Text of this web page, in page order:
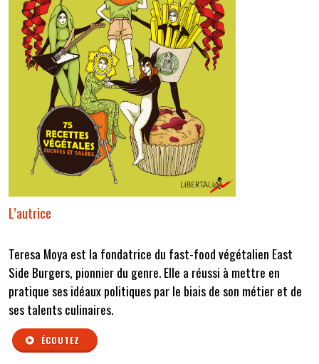
L’autrice
Teresa Moya est la fondatrice du fast-food végétalien East
Side Burgers, pionnier du genre. Elle a réussi à mettre en
pratique ses idéaux politiques par le biais de son métier et de
ses talents culinaires.
ÉCOUTEZ